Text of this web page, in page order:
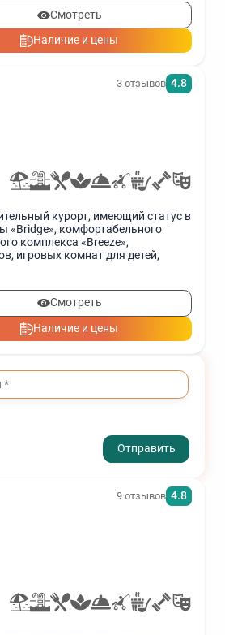
Смотреть
Наличие и цены
3 отзывов 4.8
курорт, имеющий статус в
«Bridge», комфортабельного
комплекса «Breeze»,
игровых комнат для детей,
Смотреть
Наличие и цены
9 отзывов 4.8